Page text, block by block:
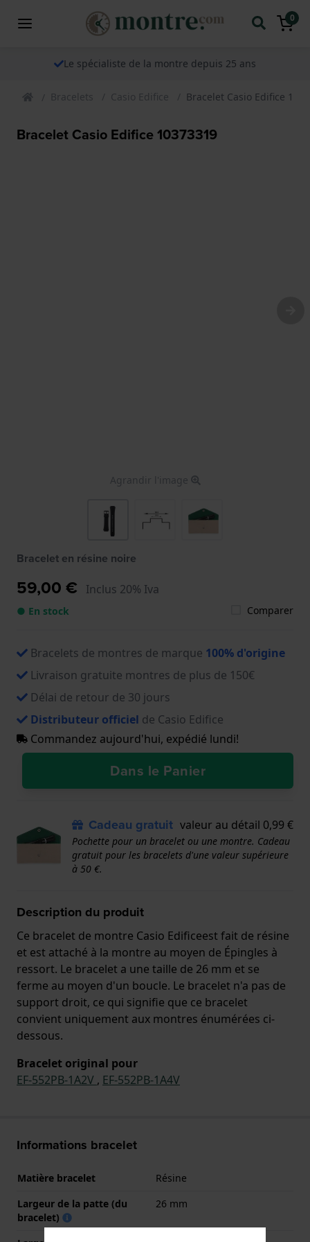
0
Le spécialiste de la montre depuis 25 ans
Bracelets Casio Edifice Bracelet Casio Edifice
Bracelet Casio Edifice 10373319
Agrandir l'image
Bracelet en résine noire
59,00 € Inclus 20% Iva
● En stock Comparer
Bracelets de montres de marque 100% d'origine
Livraison gratuite montres de plus de 150€
Délai de retour de 30 jours
Distributeur officiel de Casio Edifice
Commandez aujourd'hui, expédié lundi!
Dans le Panier
Cadeau gratuit valeur au détail 0,99 €
Pochette pour un bracelet ou une montre. Cadeau
gratuit pour les bracelets d'une valeur supérieure
à 50 €.
Description du produit
Ce bracelet de montre Casio Edificeest fait de résine
et est attaché à la montre au moyen de Épingles à
ressort. Le bracelet a une taille de 26 mm et se
ferme au moyen d'un boucle. Le bracelet n'a pas de
support droit, ce qui signifie que ce bracelet
convient uniquement aux montres énumérées ci-
dessous.
Bracelet original pour
EF-552PB-1A2V , EF-552PB-1A4V
Informations bracelet
Matière bracelet
Résine
Largeur de la patte (du
bracelet)
26 mm